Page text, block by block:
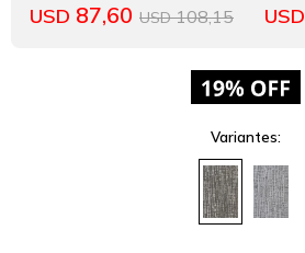
USD 87,60 USD 108,15 USD
Variantes: